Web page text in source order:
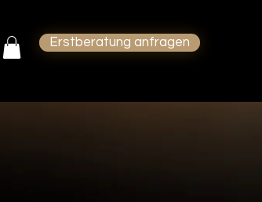
Erstberatung anfragen